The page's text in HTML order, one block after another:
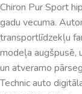
Chiron Pur Sport
gadu vecuma.
transportlīdzekļu
modeļa augšpusē,
un atveramo
Technic auto